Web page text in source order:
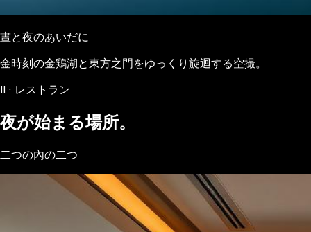
晝と夜のあいだに
金時刻の金鶏湖と東方之門をゆっくり旋迴する空撮。
II · レストラン
夜が始まる場所。
二つの內の二つ